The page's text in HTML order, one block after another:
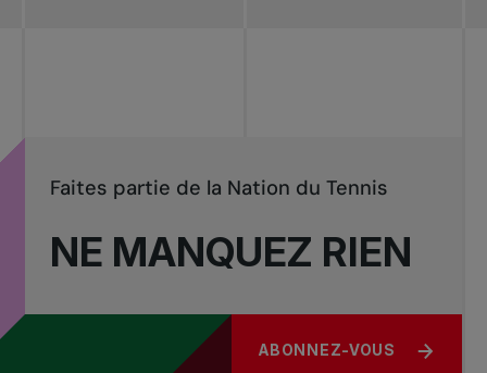
NE MANQUEZ RIEN
Faites partie de la Nation du Tennis
ABONNEZ-VOUS